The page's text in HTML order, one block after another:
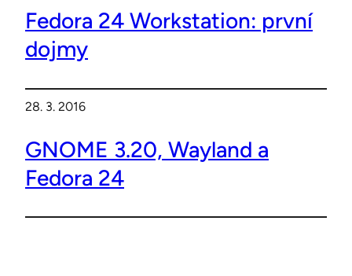
Fedora 24 Workstation: první
dojmy
28. 3. 2016
GNOME 3.20, Wayland a
Fedora 24